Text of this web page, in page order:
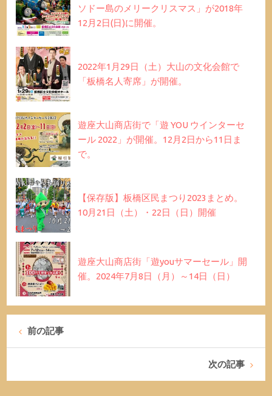
ソドー島のメリークリスマス」が2018年
12月2日(日)に開催。
2022年1月29日（土）大山の文化会館で
「板橋名人寄席」が開催。
遊座大山商店街で「遊 YOU ウインターセ
ール 2022」が開催。12月2日から11日ま
で。
【保存版】板橋区民まつり2023まとめ。
10月21日（土）・22日（日）開催
遊座大山商店街「遊youサマーセール」開
催。2024年7月8日（月）～14日（日）
前の記事
次の記事